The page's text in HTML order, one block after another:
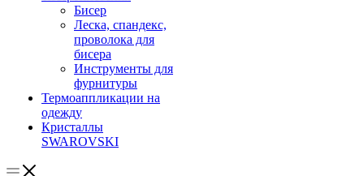
Бисер
Леска, спандекс,
проволока для
бисера
Инструменты для
фурнитуры
Термоаппликации на
одежду
Кристаллы
SWAROVSKI